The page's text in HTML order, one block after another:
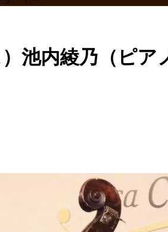
池内綾乃（ピア